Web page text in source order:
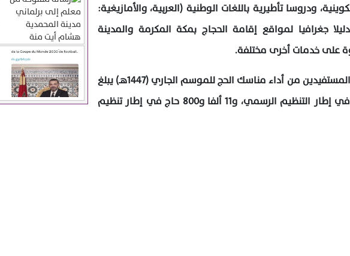
ودروسا تأطيرية باللغات الوطنية (العربية، والأمازيغية:
جغرافيا لمواقع إقامة الحجاج بمكة المكرمة والمدينة
على خدمات أخرى مختلفة.
يشار إلى أن عدد الحجاج المغاربة المستفيدين من أداء مناسك الحج للموسم الجاري (1447هـ) يبلغ
34 ألفا، منهم 22 ألفا و200 حاج في إطار التنظيم الرسمي، و11 ألفا و800 حاج في إطار تنظيم